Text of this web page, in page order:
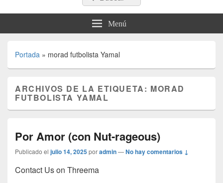
por:
Menú
Portada » morad futbolista Yamal
ARCHIVOS DE LA ETIQUETA: MORAD
FUTBOLISTA YAMAL
Por Amor (con Nut-rageous)
Publicado el julio 14, 2025poradmin—No hay comentarios ↓
Contact Us on Threema